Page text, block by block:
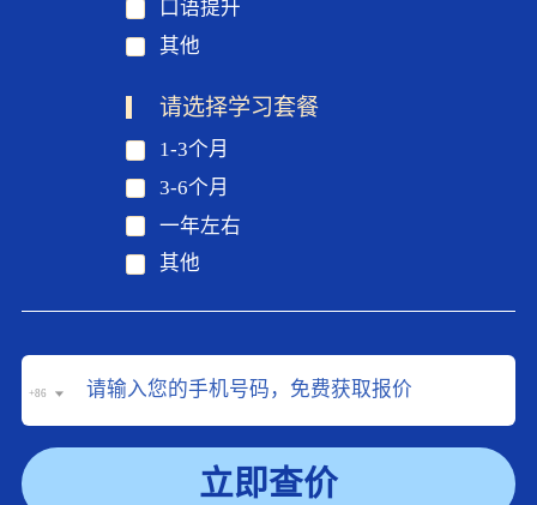
口语提升
其他
请选择学习套餐
1-3个月
3-6个月
一年左右
其他
+86
立即查价